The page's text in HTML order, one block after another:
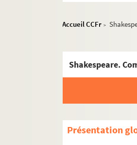
Accueil CCFr >
Shakespeare.
Présentation